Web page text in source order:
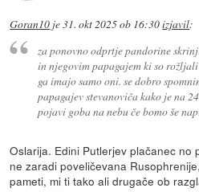
Goran10 je31. okt 2025 ob 16:30izjavil:
za ponovno odprtje pandorine
in njegovim papagajem ki so
ga imajo samo oni. se dobro
papagajev stevanoviča kako je na
pojavi goba na nebu če bomo še
Oslarija. Edini Putlerjev plačanec no
ne zaradi poveličevana
pameti, mi ti tako ali drugače ob